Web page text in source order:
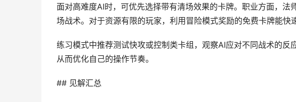
面对高难度AI时，可优先选择带有清场效果的卡牌。职业方面，法
场战术。对于资源有限的玩家，利用冒险模式奖励的免费卡牌能快
练习模式中推荐测试快攻或控制类卡组，观察AI应对不同战术的反
从而优化自己的操作节奏。
## 见解汇总